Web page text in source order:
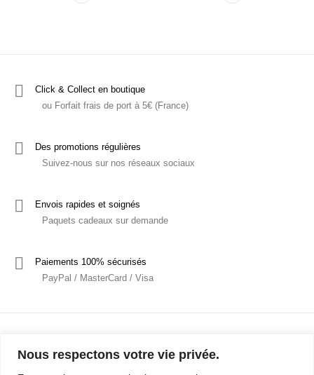
Nous respectons votre vie privée.
Click & Collect en boutique
ou Forfait frais de port à 5€ (France)
Des promotions régulières
Suivez-nous sur nos réseaux sociaux
Envois rapides et soignés
Paquets cadeaux sur demande
Paiements 100% sécurisés
PayPal / MasterCard / Visa